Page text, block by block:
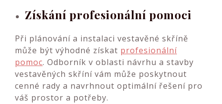
Získání profesionální pomoci
Při plánování a instalaci vestavěné skříně
může být výhodné získat profesionální
pomoc. Odborník v oblasti návrhu a stavby
vestavěných skříní vám může poskytnout
cenné rady a navrhnout optimální řešení pro
váš prostor a potřeby.